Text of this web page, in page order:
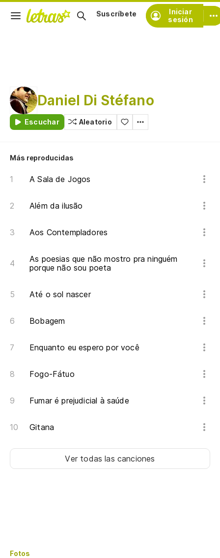
Iniciar
sesión
Suscríbete
Daniel Di Stéfano
Escuchar Aleatorio
Más reproducidas
A Sala de Jogos
Além da ilusão
Aos Contempladores
As poesias que não mostro pra ninguém
porque não sou poeta
Até o sol nascer
Bobagem
Enquanto eu espero por você
Fogo-Fátuo
Fumar é prejudicial à saúde
Gitana
Ver todas las canciones
Fotos